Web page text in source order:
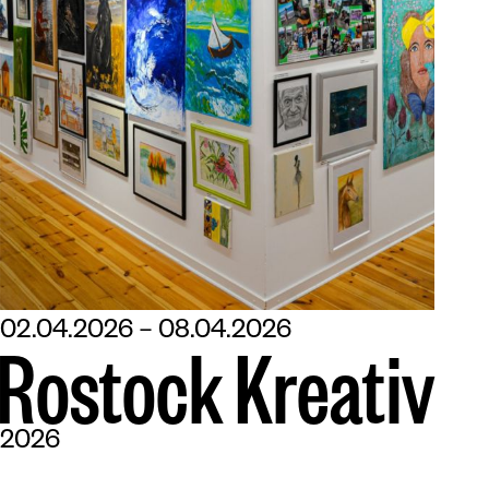
„Bei Anruf Kultur“.
Die Führung richtet sich an alle Menschen, die
die Ausstellung nicht visuell oder live vor Ort
erleben können.
Sie werden begleitet durch Naomi Bergmann.
02.04.2026 – 08.04.2026
RostockKreativ
2026